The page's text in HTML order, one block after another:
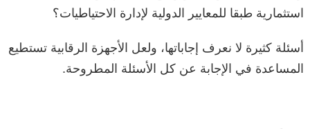
استثمارية طبقا للمعايير الدولية لإدارة الاحتياطيات؟
أسئلة كثيرة لا نعرف إجاباتها، ولعل الأجهزة الرقابية تستطيع
المساعدة في الإجابة عن كل الأسئلة المطروحة.